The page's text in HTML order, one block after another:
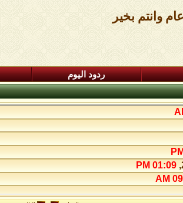
وانتم بخير
ردود اليوم
01:09 PM